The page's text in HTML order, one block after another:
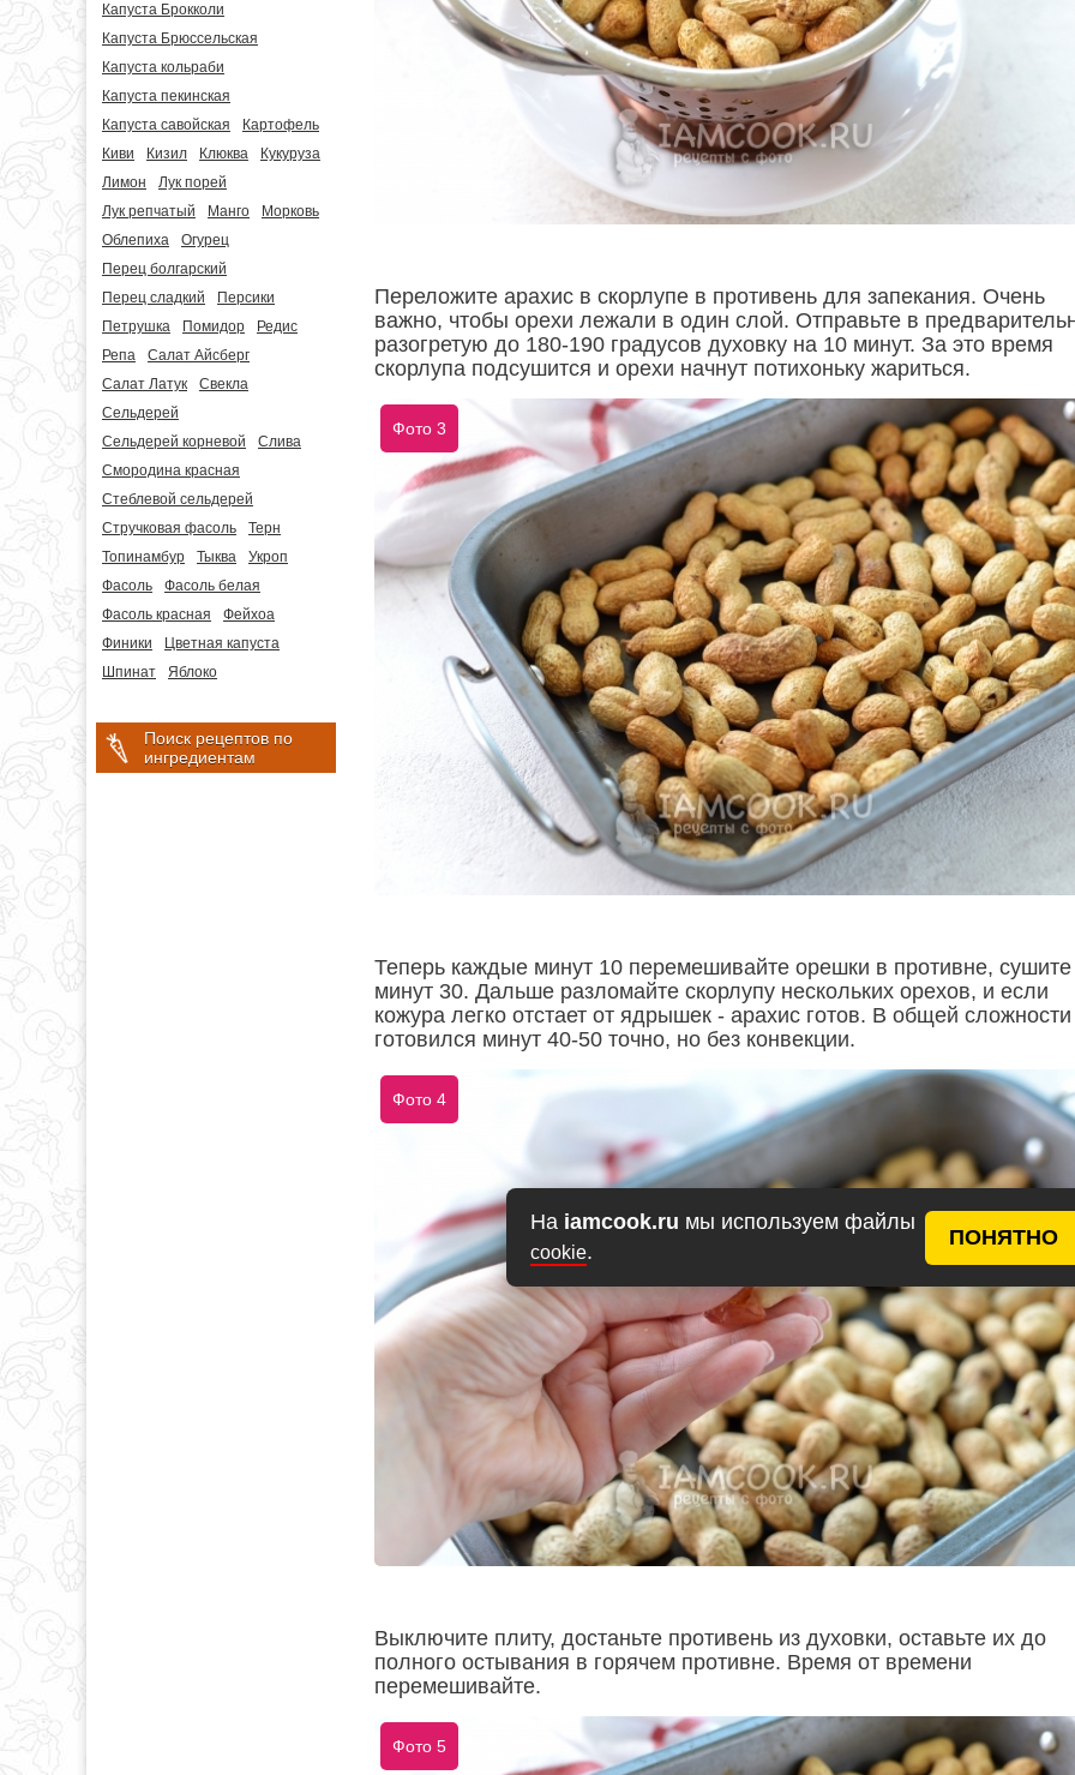
На iamcook.ru мы используем файлы
cookie.
ПОНЯТНО
Капуста Брокколи
Капуста Брюссельская
Капуста кольраби
Капуста пекинская
Капуста савойская
Картофель
Киви
Кизил Клюква
Кукуруза
Лимон
Лук порей
Лук репчатый
Манго
Морковь
Облепиха
Огурец
Перец болгарский
Перец сладкий
Персики
Петрушка
Помидор
Редис
Репа
Салат Айсберг
Салат Латук
Свекла
Сельдерей
Сельдерей корневой
Слива
Смородина красная
Стеблевой сельдерей
Стручковая фасоль
Терн
Топинамбур
Тыква
Укроп
Фасоль
Фасоль белая
Фасоль красная
Фейхоа
Финики
Цветная капуста
Шпинат
Яблоко
Поиск рецептов по
ингредиентам
Переложите арахис в скорлупе в противень для запекания. Очень
важно, чтобы орехи лежали в один слой. Отправьте в
разогретую до 180-190 градусов духовку на 10 минут. За это время
скорлупа подсушится и орехи начнут потихоньку жариться.
Фото 3
Теперь каждые минут 10 перемешивайте орешки в противне, сушите
минут 30. Дальше разломайте скорлупу нескольких орехов, и если
кожура легко отстает от ядрышек - арахис готов. В общей
готовился минут 40-50 точно, но без конвекции.
Фото 4
Выключите плиту, достаньте противень из духовки, оставьте их до
полного остывания в горячем противне. Время от времени
перемешивайте.
Фото 5